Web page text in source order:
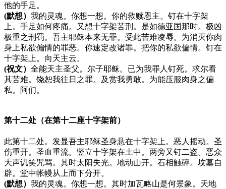
他的手足。
(默想） 我的灵魂。你想一想。你的救赎恩主。钉在十字架
上。手足如何疼痛。又想十字架苦刑。是如德亚国那时。极凶
极重之刑罚。吾主耶稣本来无罪。受此苦难凌辱。为消灭你肉
身上私欲偏情的罪恶。你速定改诸罪。把你的私欲偏情。钉在
十字架上。向天主云。
(祝文） 全能天主圣父。尔子耶稣。已为我罪人钉死。求尔看
其苦难。饶恕我往日之罪。及赏我勇敢。为能压服肉身之偏
私。阿们。
第十二处（在第十二座十字架前）
此第十二处。发显吾主耶稣圣身悬在十字架上。恶人摇动。圣
伤重开。圣血重流。竖立十字架在土中。两旁又钉二盗。恶众
大声讥笑咒骂。其时太阳失光。地动山开。石相触碎。坟墓自
辟。堂中帐幔从上而下分开。
(默想） 我的灵魂。你想一想。其时加瓦略山是何景象。天地